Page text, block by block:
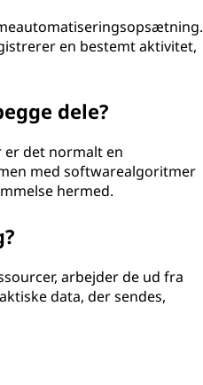
en bestemt aktivitet,
dele?
er det normalt en
med softwarealgoritmer
hermed.
arbejder de ud fra
data, der sendes,